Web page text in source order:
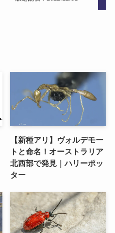
【新種アリ】ヴォルデモー
トと命名！オーストラリア
北西部で発見｜ハリーポッ
ター